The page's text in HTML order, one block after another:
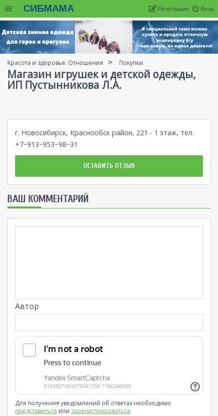
СИБМАМА Вход
Регистрация
Красота и здоровье. Отношения Покупки
Магазин игрушек и детской одежды,
ИП Пустынникова Л.А.
г. Новосибирск, Краснообск район, 221 - 1 этаж, тел.
+7−913−953−98−31
ОСТАВИТЬ ОТЗЫВ
ВАШ КОММЕНТАРИЙ
Автор
Для получения уведомлений об ответах необходимо
представиться или зарегистрироваться